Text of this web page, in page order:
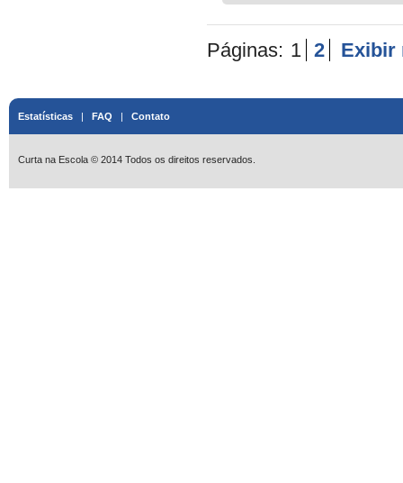
Páginas: 1 2 Exibir
Estatísticas | FAQ | Contato
Curta na Escola © 2014 Todos os direitos reservados.